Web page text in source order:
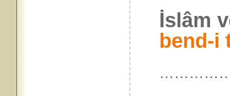
İslâm
bend-i